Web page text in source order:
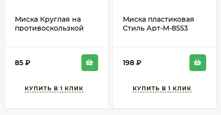
Миска Круглая на
противоскользкой
85 ₽
Миска пластиковая
Стиль Арт-М-8553
198 ₽